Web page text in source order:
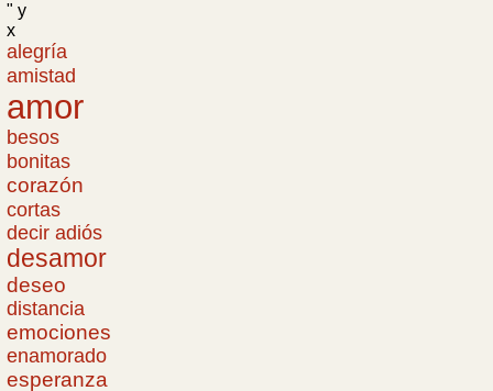
" y
x
alegría
amistad
amor
besos
bonitas
corazón
cortas
decir adiós
desamor
deseo
distancia
emociones
enamorado
esperanza